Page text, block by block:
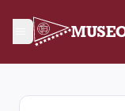
Fecha 19. Partido